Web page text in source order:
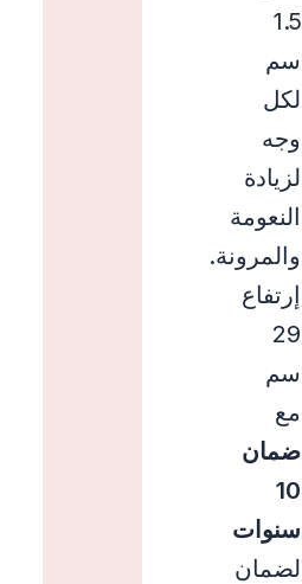
1.5
سم
لكل
وجه
لزيادة
النعومة
والمرونة.
إرتفاع
29
سم
مع
ضمان
10
سنوات
لضمان